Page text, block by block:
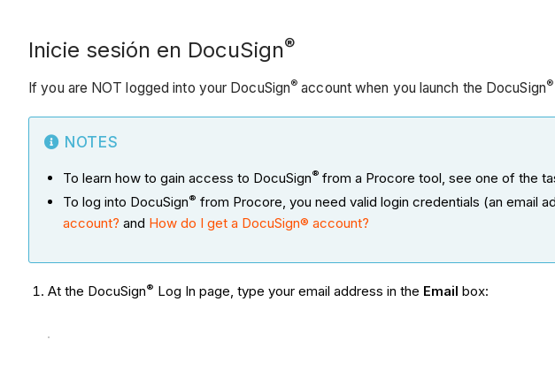
Inicie sesión en DocuSign®
If you are NOT logged into your DocuSign® account when you launch the DocuSign®
NOTES
To learn how to gain access to DocuSign® from a Procore tool, see one of the
To log into DocuSign® from Procore, you need valid login credentials (an email
account? and How do I get a DocuSign® account?
At the DocuSign® Log In page, type your email address in the Email box: